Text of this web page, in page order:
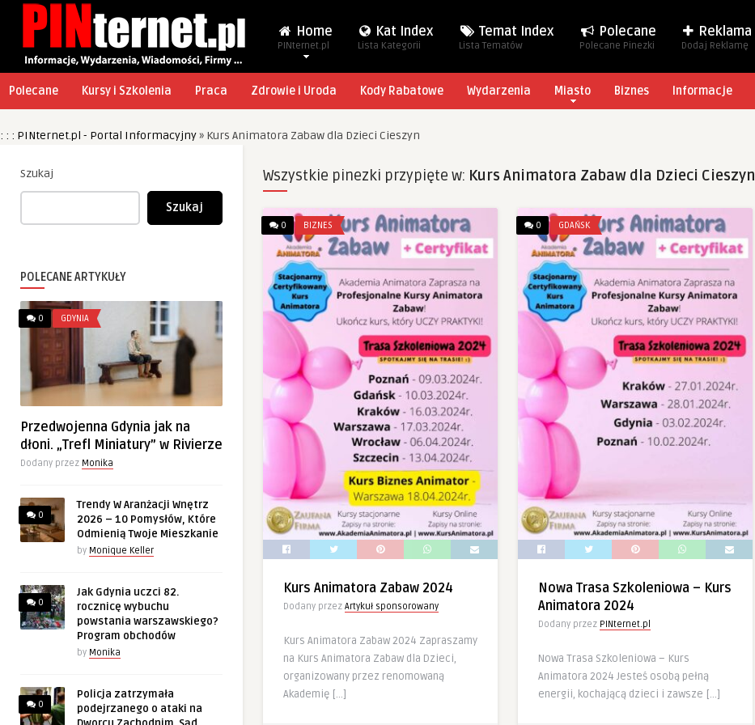
Home
PINternet.pl
Kat Index
Lista Kategorii
Temat Index
Lista Tematów
Polecane
Polecane Pinezki
Reklama
Dodaj Reklamę
Polecane Kursy i Szkolenia Praca Zdrowie i Uroda Kody Rabatowe Wydarzenia Miasto Biznes Informacje
: : : PINternet.pl - Portal Informacyjny» Kurs Animatora Zabaw dla Dzieci Cieszyn
Szukaj
Szukaj
POLECANE ARTYKUŁY
0 GDYNIA
Przedwojenna Gdynia jak na
dłoni. „Trefl Miniatury” w Rivierze
Dodany przez Monika
0
Trendy W Aranżacji Wnętrz
2026 – 10 Pomysłów, Które
Odmienią Twoje Mieszkanie
by Monique Keller
0
Jak Gdynia uczci 82.
rocznicę wybuchu
powstania warszawskiego?
Program obchodów
by Monika
0
Policja zatrzymała
podejrzanego o ataki na
Wszystkie pinezki przypięte w: Kurs Animatora Zabaw dla Dzieci Cieszyn
0 BIZNES
Kurs Animatora Zabaw 2024
Dodany przez Artykuł sponsorowany
Kurs Animatora Zabaw 2024 Zapraszamy
na Kurs Animatora Zabaw dla Dzieci,
organizowany przez renomowaną
Akademię […]
0 GDAŃSK
Nowa Trasa Szkoleniowa – Kurs
Animatora 2024
Dodany przez PINternet.pl
Nowa Trasa Szkoleniowa – Kurs
Animatora 2024 Jesteś osobą pełną
energii, kochającą dzieci i zawsze […]